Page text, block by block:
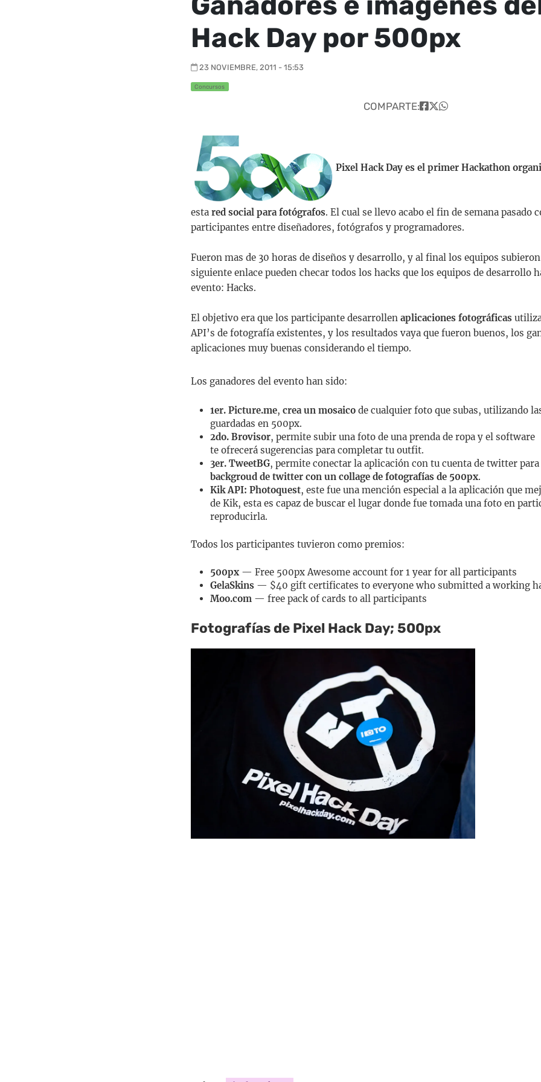
Hack Day por 500px
23 NOVIEMBRE, 2011 - 15:53
Concursos
COMPARTE:
Pixel Hack Day es el primer Hackathon
esta red social para fotógrafos. El cual se llevo acabo el fin de semana pasado
participantes entre diseñadores, fotógrafos y programadores.
Fueron mas de 30 horas de diseños y desarrollo, y al final los equipos
siguiente enlace pueden checar todos los hacks que los equipos de desarrollo
evento: Hacks.
El objetivo era que los participante desarrollen aplicaciones fotográficas
API’s de fotografía existentes, y los resultados vaya que fueron buenos, los
aplicaciones muy buenas considerando el tiempo.
Los ganadores del evento han sido:
1er. Picture.me, crea un mosaico de cualquier foto que subas, utilizando
guardadas en 500px.
2do. Brovisor, permite subir una foto de una prenda de ropa y el software
te ofrecerá sugerencias para completar tu outfit.
3er. TweetBG, permite conectar la aplicación con tu cuenta de twitter
backgroud de twitter con un collage de fotografías de 500px.
Kik API: Photoquest, este fue una mención especial a la aplicación que
de Kik, esta es capaz de buscar el lugar donde fue tomada una foto en
reproducirla.
Todos los participantes tuvieron como premios:
500px — Free 500px Awesome account for 1 year for all participants
GelaSkins — $40 gift certificates to everyone who submitted a working
Moo.com — free pack of cards to all participants
Fotografías de Pixel Hack Day; 500px